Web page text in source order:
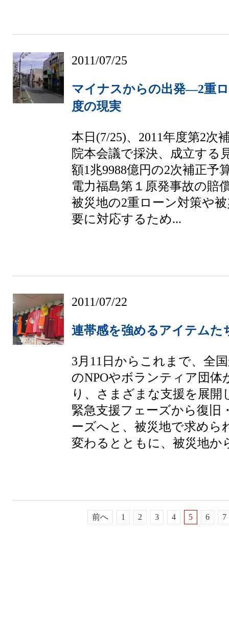
2011/07/25
マイナスからの出発―2重
度の現実
本日(7/25)、2011年度第2次
院本会議で採決、成立する
額1兆9988億円の2次補正予
電力福島第１原発事故の賠
被災地の2重ローン対策や
要に対応するため...
2011/07/22
連帯感を強めるアイテムた
3月11日からこれまで、全
のNPOやボランティア団体
り、さまざまな支援を展開
緊急支援フェーズから復旧
ーズへと、被災地で求めら
変わるとともに、被災地か
前へ 1 2 3 4 5 6 7